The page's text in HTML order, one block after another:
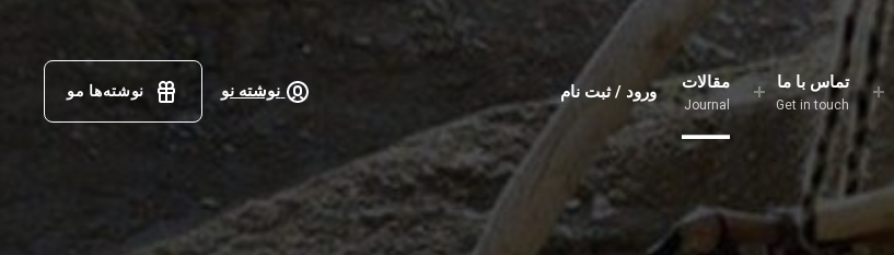
تماس با ما
Get in touch
مقالات
Journal
ورود / ثبت نام نوشته نو نوشته‌ها مو